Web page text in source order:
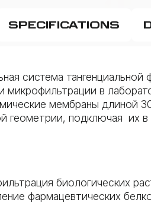
SPECIFICATIONS
система
микрофильтрации в
мембраны длиной
геометрии, подключая их
биологических
фармацевтических